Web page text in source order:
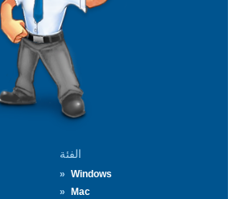
الفئة
Windows
Mac